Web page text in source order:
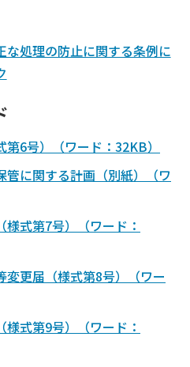
処理の防止に関する条例に
6号）（ワード：32KB）
管に関する計画（別紙）（ワ
式第7号）（ワード：
更届（様式第8号）（ワー
式第9号）（ワード：